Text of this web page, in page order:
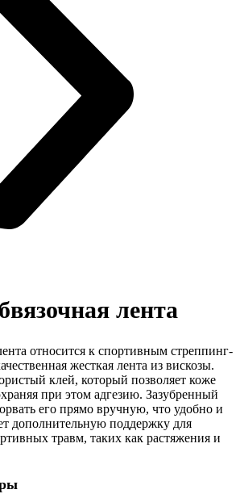
лента
относится к спортивным стреппинг-
жесткая лента из вискозы.
клей, который позволяет коже
при этом адгезию. Зазубренный
его прямо вручную, что удобно и
дополнительную поддержку для
травм, таких как растяжения и